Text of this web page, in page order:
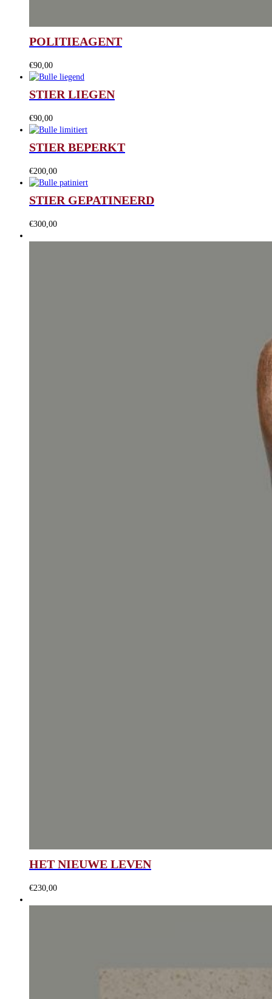
POLITIEAGENT
€90,00
STIER LIEGEN
€90,00
STIER BEPERKT
€200,00
STIER GEPATINEERD
€300,00
HET NIEUWE LEVEN
€230,00